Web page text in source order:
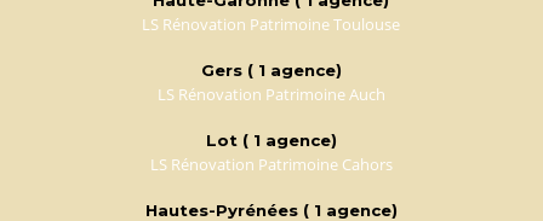
LS Rénovation Patrimoine Toulouse
Gers ( 1 agence)
LS Rénovation Patrimoine Auch
Lot ( 1 agence)
LS Rénovation Patrimoine Cahors
Hautes-Pyrénées ( 1 agence)